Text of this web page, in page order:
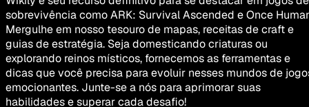
sobrevivência como ARK: Survival Ascended e Once
Mergulhe em nosso tesouro de mapas, receitas de craft e
guias de estratégia. Seja domesticando criaturas ou
explorando reinos místicos, fornecemos as ferramentas e
dicas que você precisa para evoluir nesses mundos de
emocionantes. Junte-se a nós para aprimorar suas
habilidades e superar cada desafio!